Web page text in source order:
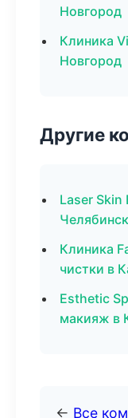
Новгород
Клиника
Новгород
Другие
Laser
Челябинск
Клиника
чистки в
Esthetic
макияж в
← Все